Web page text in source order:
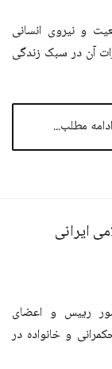
و نیروی انسانی
آن در سبک زندگی
ادامه مطلب...
ایرانی
رییس و اعضای
و خانواده در